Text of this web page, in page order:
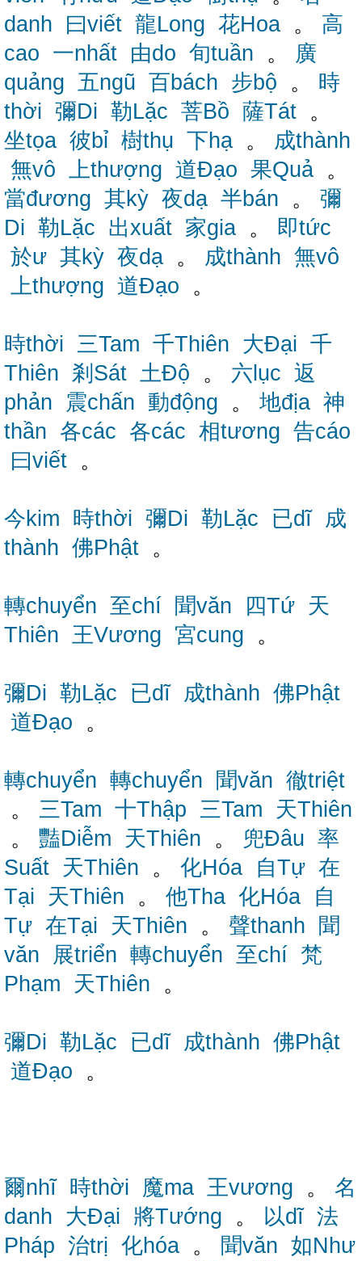
danh
曰viết 龍Long 花Hoa 。 高
cao 一nhất 由do 旬tuần 。 廣
quảng 五ngũ 百bách 步bộ 。 時
thời 彌Di 勒Lặc 菩Bồ 薩Tát 。
坐tọa 彼bỉ 樹thụ 下hạ 。 成thành
無vô 上thượng 道Đạo 果Quả 。
當đương 其kỳ 夜dạ 半bán 。 彌
Di 勒Lặc 出xuất 家gia 。 即tức
於ư 其kỳ 夜dạ 。 成thành 無vô
上thượng 道Đạo 。
時thời 三Tam 千Thiên 大Đại 千
Thiên 剎Sát 土Độ 。 六lục 返
phản
震chấn 動động 。 地địa 神
thần 各các 各các 相tương 告cáo
曰viết 。
今kim 時thời 彌Di 勒Lặc 已dĩ 成
thành 佛Phật 。
轉chuyển 至chí 聞văn 四Tứ 天
Thiên 王Vương 宮cung 。
彌Di 勒Lặc 已dĩ 成thành 佛Phật
道Đạo 。
轉chuyển 轉chuyển 聞văn 徹triệt
。 三Tam 十Thập 三Tam
天Thiên
。 豔Diễm 天Thiên 。 兜Đâu 率
Suất 天Thiên 。 化Hóa 自Tự 在
Tại
天Thiên 。 他Tha 化Hóa
自
Tự 在Tại 天Thiên 。 聲thanh
聞
văn
展triển 轉chuyển 至chí 梵
Phạm
天Thiên 。
彌Di 勒Lặc 已dĩ 成thành 佛Phật
道Đạo 。
爾nhĩ 時thời 魔ma 王vương 。 名
danh 大Đại 將Tướng 。 以dĩ 法
Pháp 治trị 化hóa 。 聞văn 如Như